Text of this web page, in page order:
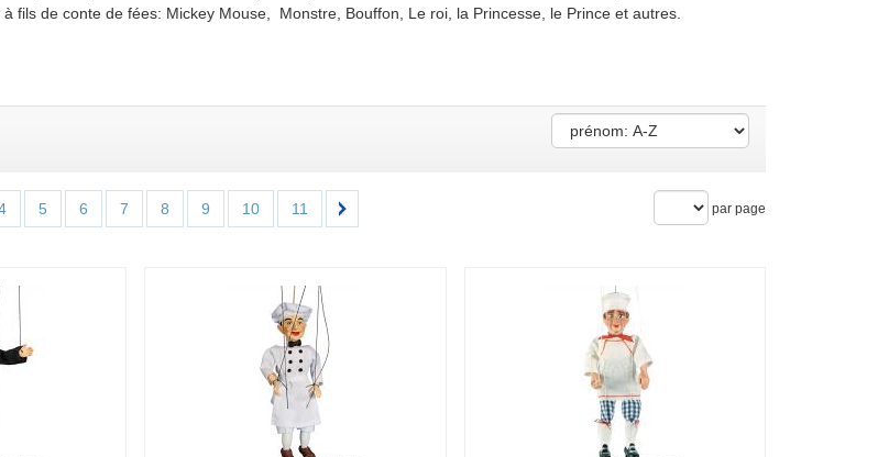
fils de conte de fées: Mickey Mouse, Monstre, Bouffon, Le roi, la Princesse, le Prince et autres.
5 6 7 8 9 10 11 par page